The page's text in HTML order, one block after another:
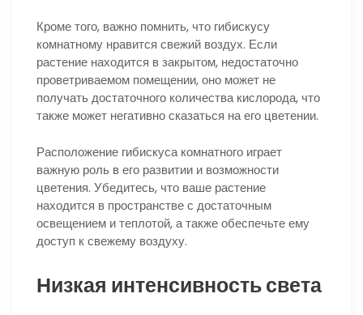
Кроме того, важно помнить, что гибискусу
комнатному нравится свежий воздух. Если
растение находится в закрытом, недостаточно
проветриваемом помещении, оно может не
получать достаточного количества кислорода, что
также может негативно сказаться на его цветении.
Расположение гибискуса комнатного играет
важную роль в его развитии и возможности
цветения. Убедитесь, что ваше растение
находится в пространстве с достаточным
освещением и теплотой, а также обеспечьте ему
доступ к свежему воздуху.
Низкая интенсивность света